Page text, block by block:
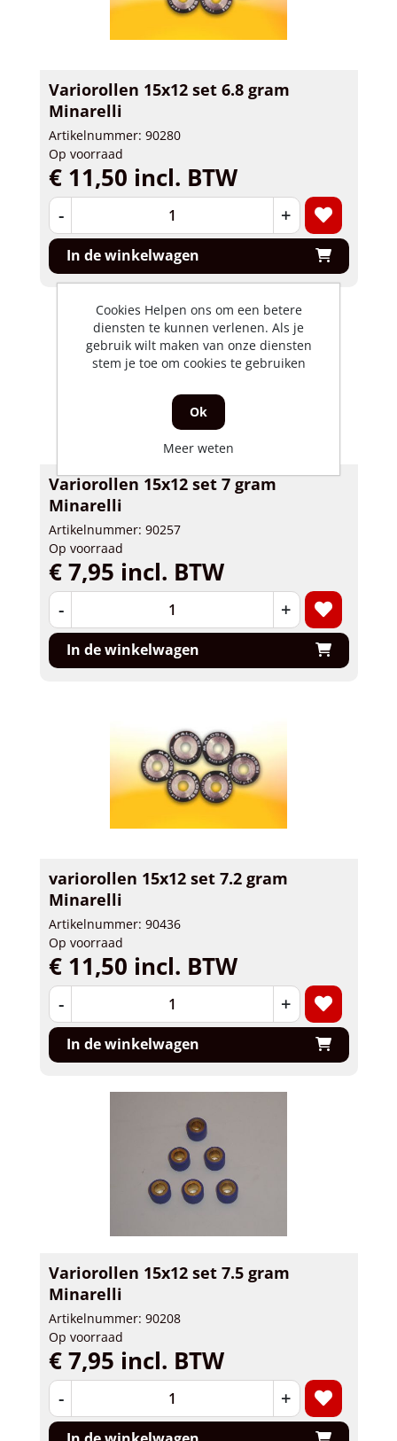
Variorollen 15x12 set 6.8 gram
Minarelli
Artikelnummer: 90280
Op voorraad
€ 11,50 incl. BTW
- +
In de winkelwagen
Variorollen 15x12 set 7 gram
Minarelli
Artikelnummer: 90257
Op voorraad
€ 7,95 incl. BTW
- +
In de winkelwagen
variorollen 15x12 set 7.2 gram
Minarelli
Artikelnummer: 90436
Op voorraad
€ 11,50 incl. BTW
- +
In de winkelwagen
Variorollen 15x12 set 7.5 gram
Minarelli
Artikelnummer: 90208
Op voorraad
€ 7,95 incl. BTW
- +
Cookies Helpen ons om een betere
diensten te kunnen verlenen. Als je
gebruik wilt maken van onze diensten
stem je toe om cookies te gebruiken
Ok
Meer weten